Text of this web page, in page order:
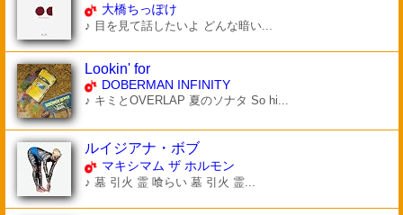
大橋ちっぽけ
♪ 目を見て話したいよ どんな暗い...
Lookin' for
DOBERMAN INFINITY
♪ キミとOVERLAP 夏のソナタ So hi...
ルイジアナ・ボブ
マキシマム ザ ホルモン
♪ 墓 引火 霊 喰らい 墓 引火 霊...